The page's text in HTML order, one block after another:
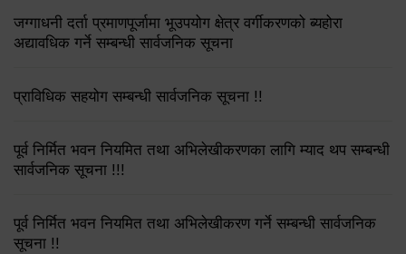
जग्गाधनी दर्ता प्रमाणपूर्जामा भूउपयोग क्षेत्र वर्गीकरणको ब्यहोरा
अद्यावधिक गर्ने सम्बन्धी सार्वजनिक सूचना
प्राविधिक सहयोग सम्बन्धी सार्वजनिक सूचना !!
पूर्व निर्मित भवन नियमित तथा अभिलेखीकरणका लागि म्याद थप सम्बन्धी
सार्वजनिक सूचना !!!
पूर्व निर्मित भवन नियमित तथा अभिलेखीकरण गर्ने सम्बन्धी सार्वजनिक
सूचना !!